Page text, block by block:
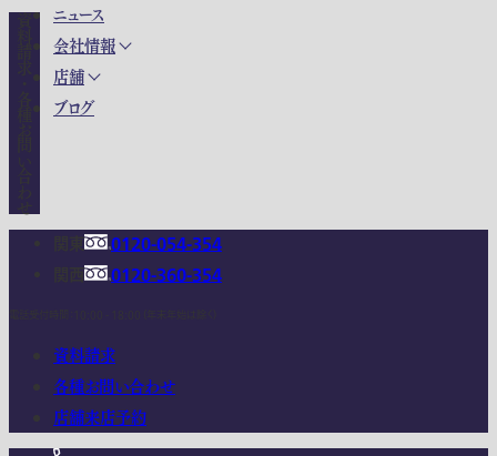
ニュース
会社情報
店舗
ブログ
0120-054-354
0120-360-354
資料請求
各種お問い合わせ
店舗来店予約